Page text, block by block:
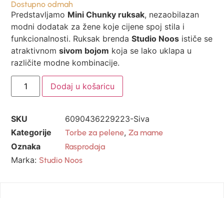
Dostupno odmah
Predstavljamo Mini Chunky ruksak, nezaobilazan
modni dodatak za žene koje cijene spoj stila i
funkcionalnosti. Ruksak brendaStudio Noos ističe se
atraktivnomsivom bojom koja se lako uklapa u
različite modne kombinacije.
Dodaj u košaricu
SKU
6090436229223-Siva
Kategorije
Torbe za pelene,Za mame
Oznaka Rasprodaja
Marka: Studio Noos